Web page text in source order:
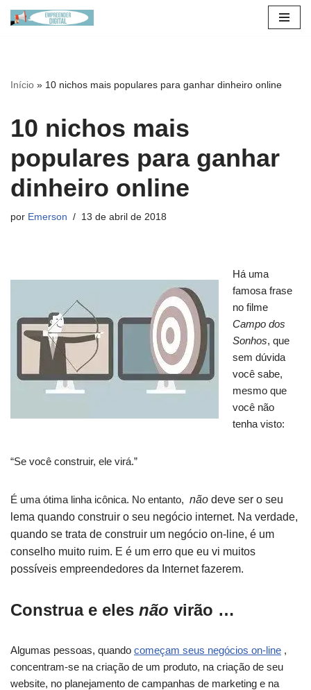
conteúdo
Início » 10 nichos mais populares para ganhar dinheiro online
10 nichos mais
populares para ganhar
dinheiro online
por Emerson 13 de abril de 2018
Há uma
famosa frase
no filme
Campo dos
Sonhos, que
sem dúvida
você sabe,
mesmo que
você não
tenha visto:
“Se você construir, ele virá.”
É uma ótima linha icônica. No entanto, não deve ser o seu
lema quando construir o seu negócio internet. Na verdade,
quando se trata de construir um negócio on-line, é um
conselho muito ruim. E é um erro que eu vi muitos
possíveis empreendedores da Internet fazerem.
Construa e eles não virão …
Algumas pessoas, quando começam seus negócios on-line ,
concentram-se na criação de um produto, na criação de seu
website, no planejamento de campanhas de marketing e na